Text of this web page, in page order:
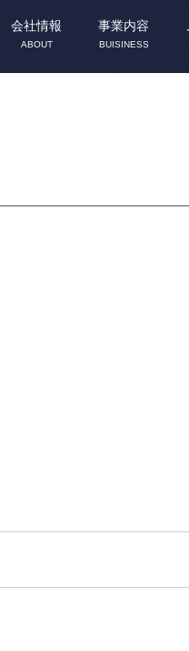
会社情報
ABOUT
事業内容
BUISINESS